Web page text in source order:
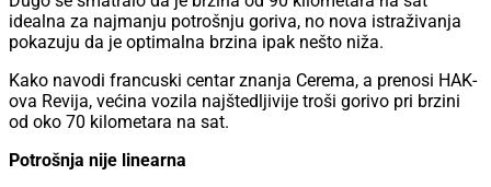
idealna za najmanju potrošnju goriva, no nova istraživanja
pokazuju da je optimalna brzina ipak nešto niža.
Kako navodi francuski centar znanja Cerema, a prenosi HAK-
ova Revija, većina vozila najštedljivije troši gorivo pri brzini
od oko 70 kilometara na sat.
Potrošnja nije linearna